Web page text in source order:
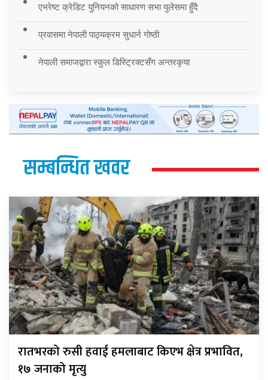
एभरेष्ट क्रेडिट युनियनको साधारण सभा युलेसमा हुँदै
प्रवासमा नेपाली पाठ्यक्रम सुधार्न गोष्ठी
नेपाली समाजद्वारा स्कुल डिस्ट्रिक्टसँग अन्तरकृया
सम्बन्धित खवर
रातभरको रुसी हवाई हमलाबाट किएभ क्षेत्र प्रभावित,
१७ जनाको मृत्यु